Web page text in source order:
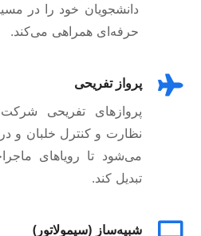
دانشجویان خود را در
حرفه‌ای همراهی می‌کند.
پرواز تفریحی
پروازهای تفریحی
نظارت و کنترل خلبان و در
می‌شود تا رویاهای
تبدیل کند.
شبیه‌ساز (سیمولاتور)